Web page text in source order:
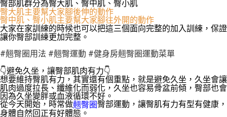
臀大肌主要幫大家腳後伸的動作
臀中肌、臀小肌主要幫大家腳往外開的動作
大家在家訓練的時候也可以把這三個面向完整的加入訓練，保證
讓你臀部訓練更加完整。
#翹臀圈用法 #翹臀運動 #健身房翹臀圈運動菜單
👇避免久坐，讓臀部肌肉有力👇
想要維持臀肌有力，其實還有個重點，就是避免久坐，久坐會讓
肌肉過度拉長、纖維化而弱化，久坐也容易骨盆前傾，臀部也會
因為久坐變胖或血液循環不好。
從今天開始，時常做翹臀圈臀部運動，讓臀肌有力有型有健康，